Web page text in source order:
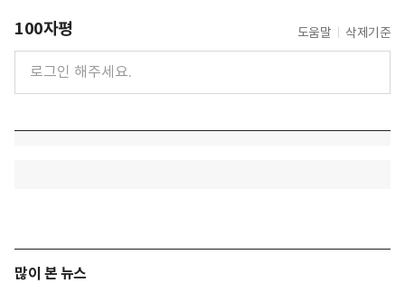
100자평 도움말 삭제기준
많이 본 뉴스